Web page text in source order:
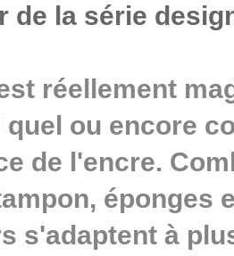
de la série
réellement
ou encore
de l'encre.
éponges
s'adaptent à